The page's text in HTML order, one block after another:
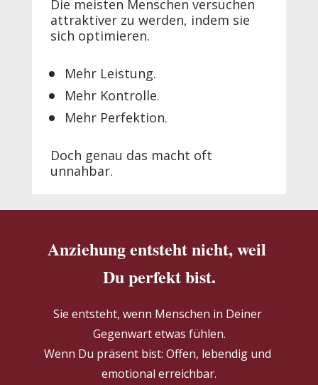
Die meisten Menschen versuchen
attraktiver zu werden, indem sie
sich optimieren.
Mehr Leistung.
Mehr Kontrolle.
Mehr Perfektion.
Doch genau das macht oft
unnahbar.
Anziehung entsteht nicht, weil
Du perfekt bist.
Sie entsteht, wenn Menschen in Deiner
Gegenwart etwas fühlen.
Wenn Du präsent bist: Offen, lebendig und
emotional erreichbar.